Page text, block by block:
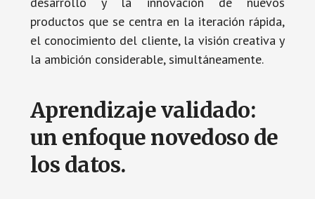
productos que se centra en la iteración rápida,
el conocimiento del cliente, la visión creativa y
la ambición considerable, simultáneamente.
Aprendizaje validado:
un enfoque novedoso de
los datos.